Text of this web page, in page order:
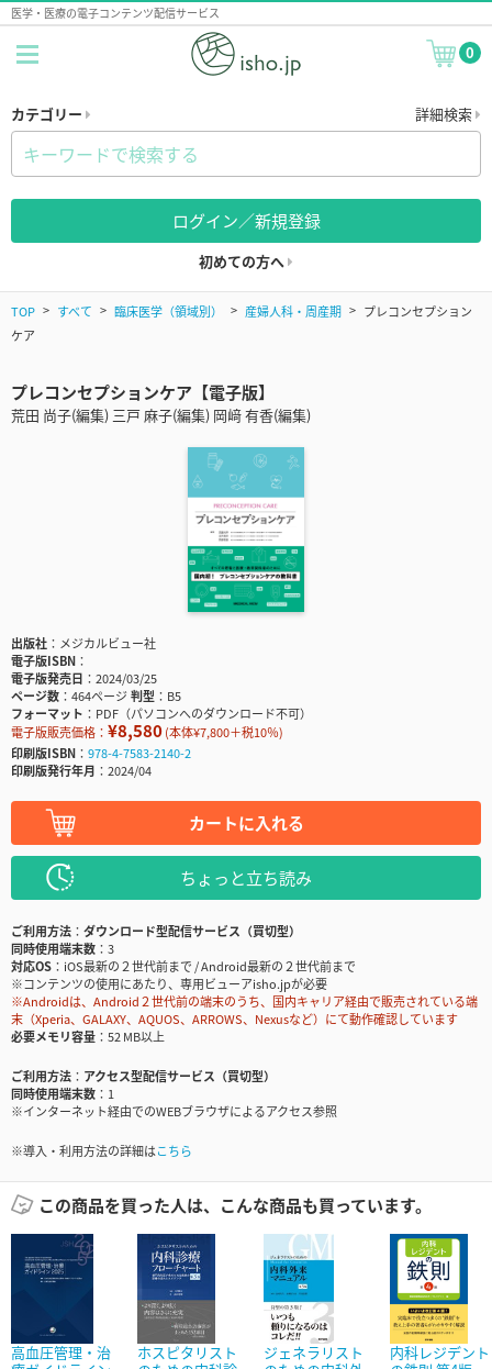
医学・医療の電子コンテンツ配信サービス
0
カテゴリー 詳細検索
ログイン／新規登録
初めての方へ
TOP すべて 臨床医学（領域別） 産婦人科・周産期
プレコンセプション
ケア
プレコンセプションケア【電子版】
荒田 尚子(編集) 三戸 麻子(編集) 岡﨑 有香(編集)
出版社
メジカルビュー社
電子版ISBN
電子版発売日
2024/03/25
ページ数
464ページ判型
B5
フォーマット
PDF（パソコンへのダウンロード不可）
電子版販売価格： ¥8,580(本体¥7,800＋税10％)
印刷版ISBN
978-4-7583-2140-2
印刷版発行年月
2024/04
カートに入れる
ちょっと立ち読み
ご利用方法
ダウンロード型配信サービス（買切型）
同時使用端末数
3
対応OS
iOS最新の２世代前まで / Android最新の２世代前まで
※コンテンツの使用にあたり、専用ビューアisho.jpが必要
※Androidは、Android２世代前の端末のうち、国内キャリア経由で販売されている端
末（Xperia、GALAXY、AQUOS、ARROWS、Nexusなど）にて動作確認しています
必要メモリ容量
52 MB以上
ご利用方法
アクセス型配信サービス（買切型）
同時使用端末数
1
※インターネット経由でのWEBブラウザによるアクセス参照
※導入・利用方法の詳細はこちら
この商品を買った人は、こんな商品も買っています。
高血圧管理・治
ホスピタリスト
ジェネラリスト
内科レジデント